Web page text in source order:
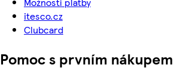
itesco.cz
Clubcard
Pomoc s prvním nákupem